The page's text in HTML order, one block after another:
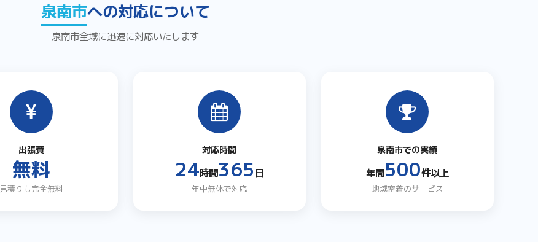
泉南市への対応について
泉南市全域に迅速に対応いたします
出張費
無料
見積りも完全無料
対応時間
24時間365 日
年中無休で対応
泉南市での実績
年間500件以上
地域密着のサービス